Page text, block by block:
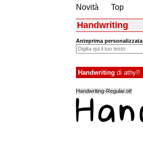
Novità
Top
Handwriting
Anteprima personalizzata
Handwriting di athy!!
Handwriting-Regular.otf